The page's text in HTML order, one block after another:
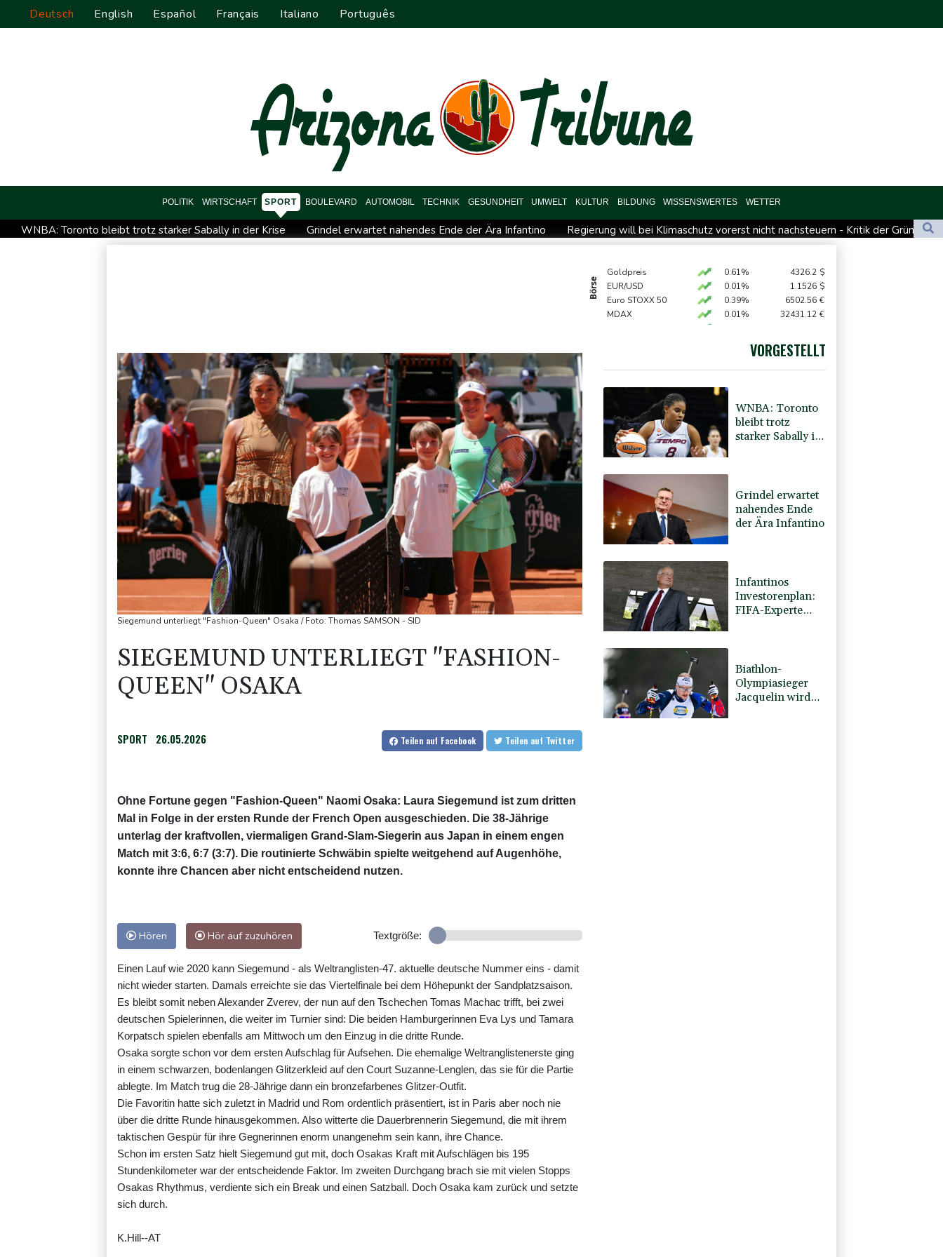
Deutsch English Español Français Italiano Português
POLITIK WIRTSCHAFT SPORT BOULEVARD AUTOMOBIL TECHNIK GESUNDHEIT UMWELT KULTUR BILDUNG WISSENSWERTES WETTER
WNBA: Toronto bleibt trotz starker Sabally in der Krise Grindel erwartet nahendes Ende der Ära Infantino
Regierung will bei Klimaschutz vorerst nicht nachsteuern - Kritik der Grünen
Kreise: Türkei will mit Pakistan und Saudi-Arabien Verteidigungspakt schließen
Ungenügender Schutz von Kindern: Meta muss in USA 567 Millionen Dollar zahlen
Börse
Goldpreis 0.61% 4326.2 $
EUR/USD
0.01% 1.1526 $
Euro STOXX 50
0.39% 6502.56 €
MDAX
0.01% 32431.12 €
18564.81 €
4000.99 €
Siegemund unterliegt "Fashion-Queen" Osaka / Foto: Thomas SAMSON - SID
SIEGEMUND UNTERLIEGT "FASHION-
QUEEN" OSAKA
SPORT 26.05.2026 Teilen auf Facebook Teilen auf Twitter
Ohne Fortune gegen "Fashion-Queen" Naomi Osaka: Laura Siegemund ist zum dritten
Mal in Folge in der ersten Runde der French Open ausgeschieden. Die 38-Jährige
unterlag der kraftvollen, viermaligen Grand-Slam-Siegerin aus Japan in einem engen
Match mit 3:6, 6:7 (3:7). Die routinierte Schwäbin spielte weitgehend auf Augenhöhe,
konnte ihre Chancen aber nicht entscheidend nutzen.
Hören Hör auf zuzuhören Textgröße:
Einen Lauf wie 2020 kann Siegemund - als Weltranglisten-47. aktuelle deutsche Nummer eins - damit
nicht wieder starten. Damals erreichte sie das Viertelfinale bei dem Höhepunkt der Sandplatzsaison.
Es bleibt somit neben Alexander Zverev, der nun auf den Tschechen Tomas Machac trifft, bei zwei
deutschen Spielerinnen, die weiter im Turnier sind: Die beiden Hamburgerinnen Eva Lys und Tamara
Korpatsch spielen ebenfalls am Mittwoch um den Einzug in die dritte Runde.
Osaka sorgte schon vor dem ersten Aufschlag für Aufsehen. Die ehemalige Weltranglistenerste ging
in einem schwarzen, bodenlangen Glitzerkleid auf den Court Suzanne-Lenglen, das sie für die Partie
ablegte. Im Match trug die 28-Jährige dann ein bronzefarbenes Glitzer-Outfit.
Die Favoritin hatte sich zuletzt in Madrid und Rom ordentlich präsentiert, ist in Paris aber noch nie
über die dritte Runde hinausgekommen. Also witterte die Dauerbrennerin Siegemund, die mit ihrem
taktischen Gespür für ihre Gegnerinnen enorm unangenehm sein kann, ihre Chance.
Schon im ersten Satz hielt Siegemund gut mit, doch Osakas Kraft mit Aufschlägen bis 195
Stundenkilometer war der entscheidende Faktor. Im zweiten Durchgang brach sie mit vielen Stopps
Osakas Rhythmus, verdiente sich ein Break und einen Satzball. Doch Osaka kam zurück und setzte
sich durch.
K.Hill--AT
VORGESTELLT
WNBA: Toronto
bleibt trotz
starker Sabally in
Grindel erwartet
nahendes Ende
der Ära Infantino
Infantinos
Investorenplan:
FIFA-Experte
Biathlon-
Olympiasieger
Jacquelin wird